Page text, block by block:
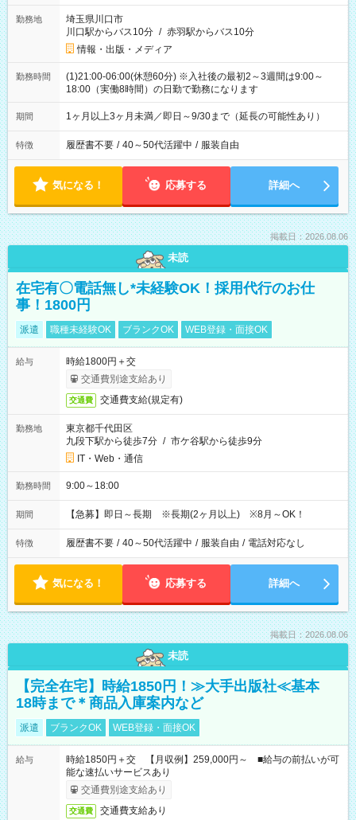
勤務地
埼玉県川口市
川口駅からバス10分 / 赤羽駅からバス10分
情報・出版・メディア
勤務時間
(1)21:00-06:00(休憩60分) ※入社後の最初2～3週間は9:00～
18:00（実働8時間）の日勤で勤務になります
期間 1ヶ月以上3ヶ月未満／即日～9/30まで（延長の可能性あり）
特徴 履歴書不要 / 40～50代活躍中 / 服装自由
気になる！ 応募する 詳細へ
掲載日：2026.08.06
未読
在宅有〇電話無し*未経験OK！採用代行のお仕
事！1800円
派遣 職種未経験OK ブランクOK WEB登録・面接OK
給与
時給1800円＋交
交通費別途支給あり
交通費 交通費支給(規定有)
勤務地
東京都千代田区
九段下駅から徒歩7分 / 市ケ谷駅から徒歩9分
IT・Web・通信
勤務時間 9:00～18:00
期間 【急募】即日～長期 ※長期(2ヶ月以上) ※8月～OK！
特徴 履歴書不要 / 40～50代活躍中 / 服装自由 / 電話対応なし
気になる！ 応募する 詳細へ
掲載日：2026.08.06
未読
【完全在宅】時給1850円！≫大手出版社≪基本
18時まで＊商品入庫案内など
派遣 ブランクOK WEB登録・面接OK
給与
時給1850円＋交 【月収例】259,000円～ ■給与の前払いが可
能な速払いサービスあり
交通費別途支給あり
交通費 交通費支給あり